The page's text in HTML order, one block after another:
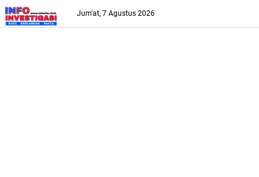
Jum'at, 7 Agustus 2026